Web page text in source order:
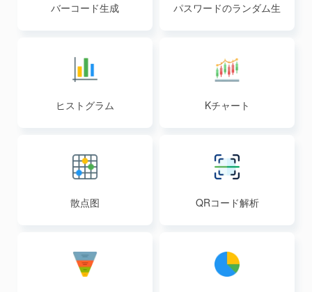
バーコード生成
パスワードのランダム生
ヒストグラム Kチャート
散点图 QRコード解析